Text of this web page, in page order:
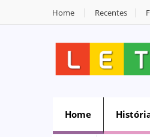
Home Recentes
Home